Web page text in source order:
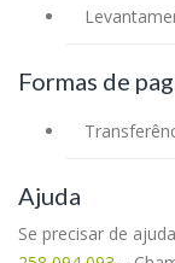
Formas de
Ajuda
Se precisar de